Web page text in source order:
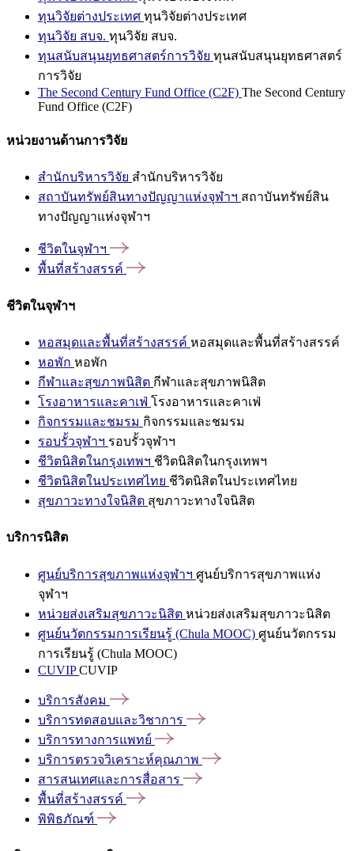
ทุนวิจัยต่างประเทศ ทุนวิจัยต่างประเทศ
ทุนวิจัย สบจ. ทุนวิจัย สบจ.
ทุนสนับสนุนยุทธศาสตร์การวิจัย ทุนสนับสนุนยุทธศาสตร์
การวิจัย
The Second Century Fund Office (C2F) The Second Century
Fund Office (C2F)
หน่วยงานด้านการวิจัย
สำนักบริหารวิจัย สำนักบริหารวิจัย
สถาบันทรัพย์สินทางปัญญาแห่งจุฬาฯ สถาบันทรัพย์สิน
ทางปัญญาแห่งจุฬาฯ
ชีวิตในจุฬาฯ
พื้นที่สร้างสรรค์
ชีวิตในจุฬาฯ
หอสมุดและพื้นที่สร้างสรรค์ หอสมุดและพื้นที่สร้างสรรค์
หอพัก หอพัก
กีฬาและสุขภาพนิสิต กีฬาและสุขภาพนิสิต
โรงอาหารและคาเฟ่ โรงอาหารและคาเฟ่
กิจกรรมและชมรม กิจกรรมและชมรม
รอบรั้วจุฬาฯ รอบรั้วจุฬาฯ
ชีวิตนิสิตในกรุงเทพฯ ชีวิตนิสิตในกรุงเทพฯ
ชีวิตนิสิตในประเทศไทย ชีวิตนิสิตในประเทศไทย
สุขภาวะทางใจนิสิต สุขภาวะทางใจนิสิต
บริการนิสิต
ศูนย์บริการสุขภาพแห่งจุฬาฯ ศูนย์บริการสุขภาพแห่ง
จุฬาฯ
หน่วยส่งเสริมสุขภาวะนิสิต หน่วยส่งเสริมสุขภาวะนิสิต
ศูนย์นวัตกรรมการเรียนรู้ (Chula MOOC) ศูนย์นวัตกรรม
การเรียนรู้ (Chula MOOC)
CUVIPCUVIP
บริการสังคม
บริการทดสอบและวิชาการ
บริการทางการแพทย์
บริการตรวจวิเคราะห์คุณภาพ
สารสนเทศและการสื่อสาร
พื้นที่สร้างสรรค์
พิพิธภัณฑ์